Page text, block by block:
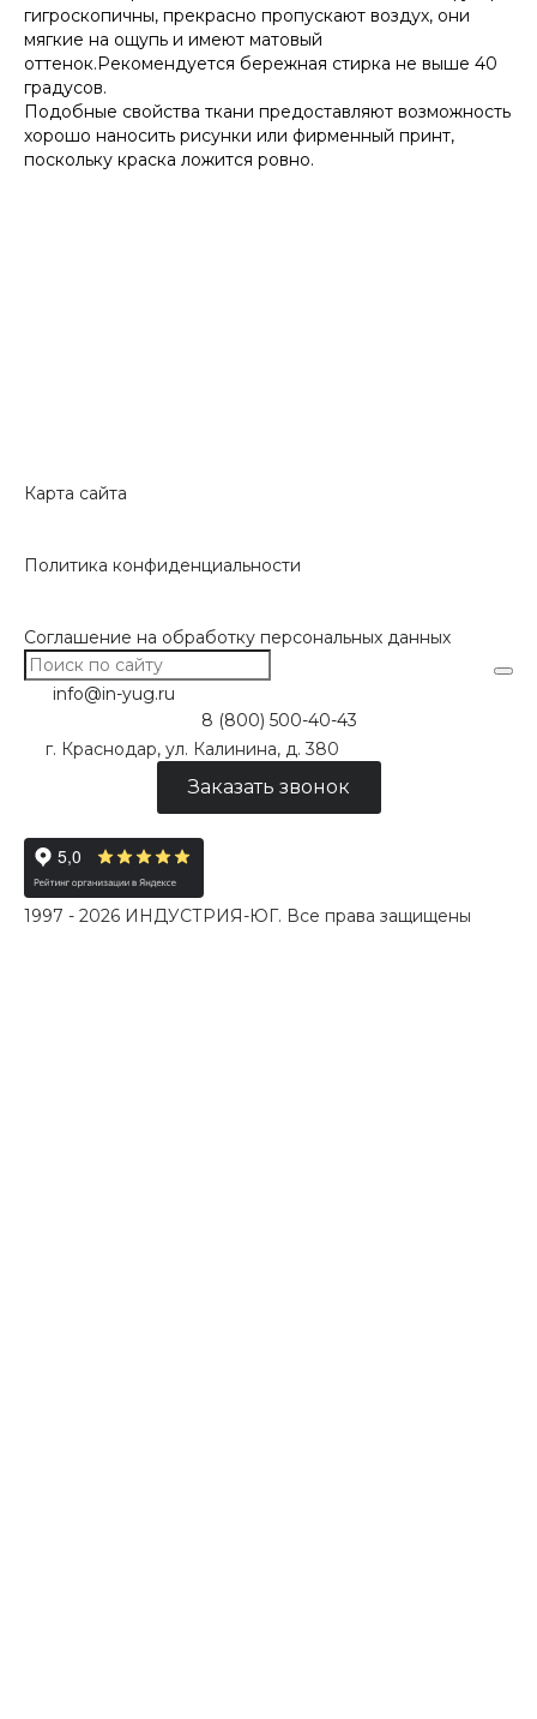
гигроскопичны, прекрасно пропускают воздух, они
мягкие на ощупь и имеют матовый
оттенок.Рекомендуется бережная стирка не выше 40
градусов.
Подобные свойства ткани предоставляют возможность
хорошо наносить рисунки или фирменный принт,
поскольку краска ложится ровно.
Карта сайта
Политика конфиденциальности
Соглашение на обработку персональных данных
info@in-yug.ru
8 (800) 500-40-43
г. Краснодар, ул. Калинина, д. 380
Заказать звонок
1997 - 2026 ИНДУСТРИЯ-ЮГ. Все права защищены